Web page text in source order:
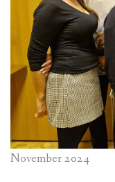
November 2024